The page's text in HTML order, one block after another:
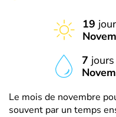
19
7
Le mois de novembre
souvent par un temps